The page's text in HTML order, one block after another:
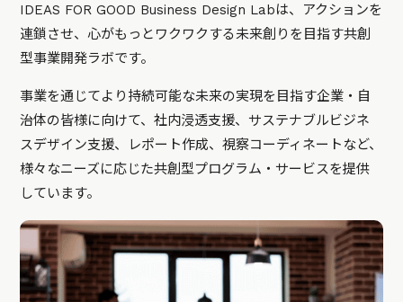
IDEAS FOR GOOD Business Design Labは、アクションを
連鎖させ、心がもっとワクワクする未来創りを目指す共創
型事業開発ラボです。
事業を通じてより持続可能な未来の実現を目指す企業・自
治体の皆様に向けて、社内浸透支援、サステナブルビジネ
スデザイン支援、レポート作成、視察コーディネートなど、
様々なニーズに応じた共創型プログラム・サービスを提供
しています。